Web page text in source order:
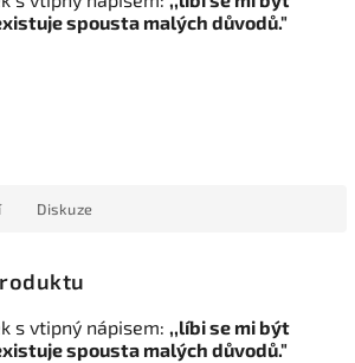
spousta malých důvodů."
Diskuze
s vtipný nápisem: ,,líbi se mi být
spousta malých důvodů."